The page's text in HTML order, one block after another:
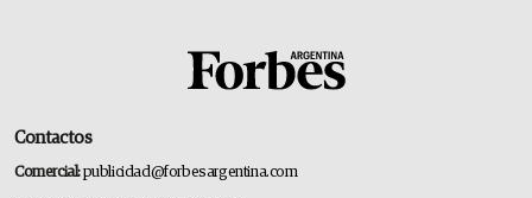
Contactos
Comercial:publicidad@forbesargentina.com